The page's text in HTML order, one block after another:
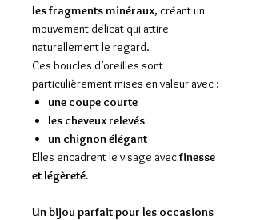
les fragments minéraux, créant un
mouvement délicat qui attire
naturellement le regard.
Ces boucles d’oreilles sont
particulièrement mises en valeur avec :
une coupe courte
les cheveux relevés
un chignon élégant
Elles encadrent le visage avecfinesse
et légèreté.
Un bijou parfait pour les occasions